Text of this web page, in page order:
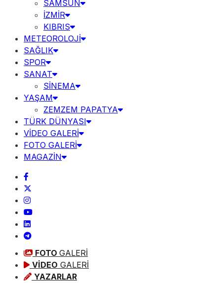
SAMSUN
İZMİR
KIBRIS
METEOROLOJİ
SAĞLIK
SPOR
SANAT
SİNEMA
YAŞAM
ZEMZEM PAPATYA
TÜRK DÜNYASI
VİDEO GALERİ
FOTO GALERİ
MAGAZİN
FOTO GALERİ
VİDEO GALERİ
YAZARLAR